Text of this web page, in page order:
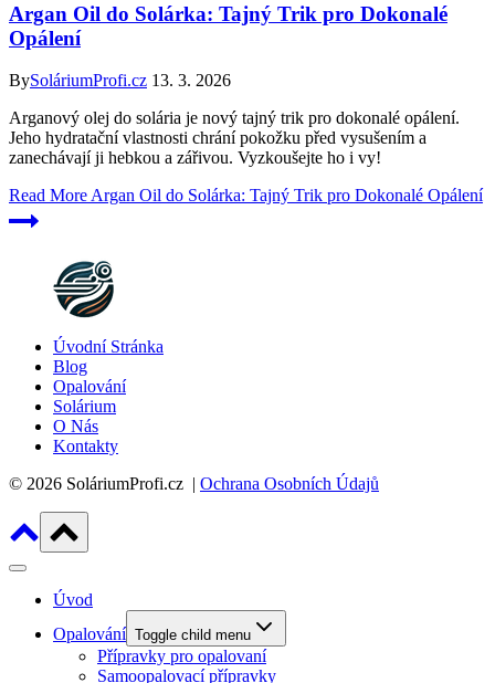
Argan Oil do Solárka: Tajný Trik pro Dokonalé
Opálení
BySoláriumProfi.cz 13. 3. 2026
Arganový olej do solária je nový tajný trik pro dokonalé opálení.
Jeho hydratační vlastnosti chrání pokožku před vysušením a
zanechávají ji hebkou a zářivou. Vyzkoušejte ho i vy!
Read More Argan Oil do Solárka: Tajný Trik pro Dokonalé Opálení
Úvodní Stránka
Blog
Opalování
Solárium
O Nás
Kontakty
© 2026 SoláriumProfi.cz | Ochrana Osobních Údajů
Úvod
Opalování Toggle child menu
Přípravky pro opalovaní
Samoopalovací přípravky